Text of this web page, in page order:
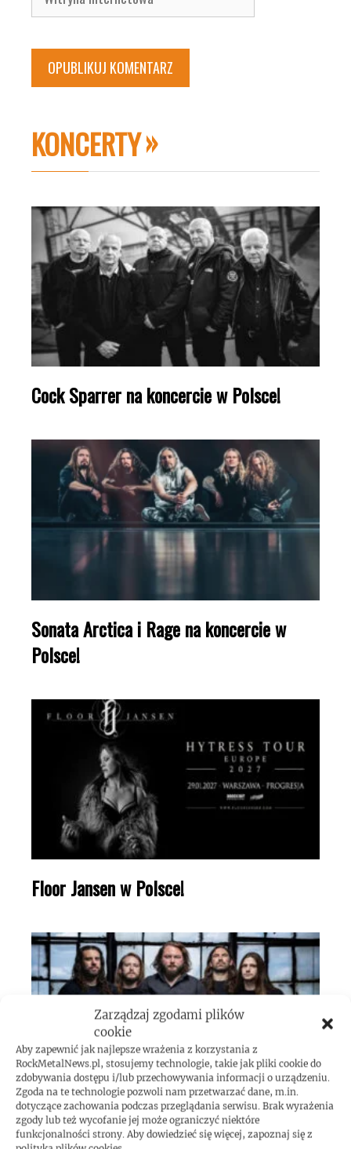
Zarządzaj zgodami plików
cookie
Aby zapewnić jak najlepsze wrażenia z korzystania z
RockMetalNews.pl, stosujemy technologie, takie jak pliki cookie do
zdobywania dostępu i/lub przechowywania informacji o urządzeniu.
Zgoda na te technologie pozwoli nam przetwarzać dane, m.in.
dotyczące zachowania podczas przeglądania serwisu. Brak wyrażenia
zgody lub też wycofanie jej może ograniczyć niektóre
funkcjonalności strony. Aby dowiedzieć się więcej, zapoznaj się z
internetowa
KONCERTY
Cock Sparrer na koncercie w Polsce!
Sonata Arctica i Rage na koncercie w
Polsce!
Floor Jansen w Polsce!
The Black Dahlia Murder w Polsce!